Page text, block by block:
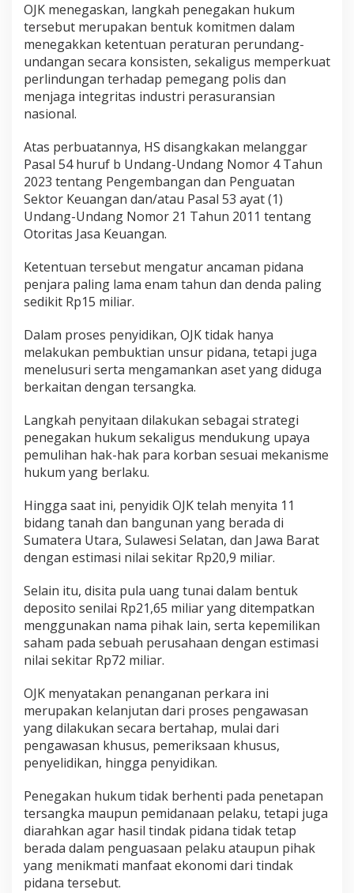
OJK menegaskan, langkah penegakan hukum
tersebut merupakan bentuk komitmen dalam
menegakkan ketentuan peraturan perundang-
undangan secara konsisten, sekaligus memperkuat
perlindungan terhadap pemegang polis dan
menjaga integritas industri perasuransian
nasional.
Atas perbuatannya, HS disangkakan melanggar
Pasal 54 huruf b Undang-Undang Nomor 4 Tahun
2023 tentang Pengembangan dan Penguatan
Sektor Keuangan dan/atau Pasal 53 ayat (1)
Undang-Undang Nomor 21 Tahun 2011 tentang
Otoritas Jasa Keuangan.
Ketentuan tersebut mengatur ancaman pidana
penjara paling lama enam tahun dan denda paling
sedikit Rp15 miliar.
Dalam proses penyidikan, OJK tidak hanya
melakukan pembuktian unsur pidana, tetapi juga
menelusuri serta mengamankan aset yang diduga
berkaitan dengan tersangka.
Langkah penyitaan dilakukan sebagai strategi
penegakan hukum sekaligus mendukung upaya
pemulihan hak-hak para korban sesuai mekanisme
hukum yang berlaku.
Hingga saat ini, penyidik OJK telah menyita 11
bidang tanah dan bangunan yang berada di
Sumatera Utara, Sulawesi Selatan, dan Jawa Barat
dengan estimasi nilai sekitar Rp20,9 miliar.
Selain itu, disita pula uang tunai dalam bentuk
deposito senilai Rp21,65 miliar yang ditempatkan
menggunakan nama pihak lain, serta kepemilikan
saham pada sebuah perusahaan dengan estimasi
nilai sekitar Rp72 miliar.
OJK menyatakan penanganan perkara ini
merupakan kelanjutan dari proses pengawasan
yang dilakukan secara bertahap, mulai dari
pengawasan khusus, pemeriksaan khusus,
penyelidikan, hingga penyidikan.
Penegakan hukum tidak berhenti pada penetapan
tersangka maupun pemidanaan pelaku, tetapi juga
diarahkan agar hasil tindak pidana tidak tetap
berada dalam penguasaan pelaku ataupun pihak
yang menikmati manfaat ekonomi dari tindak
pidana tersebut.